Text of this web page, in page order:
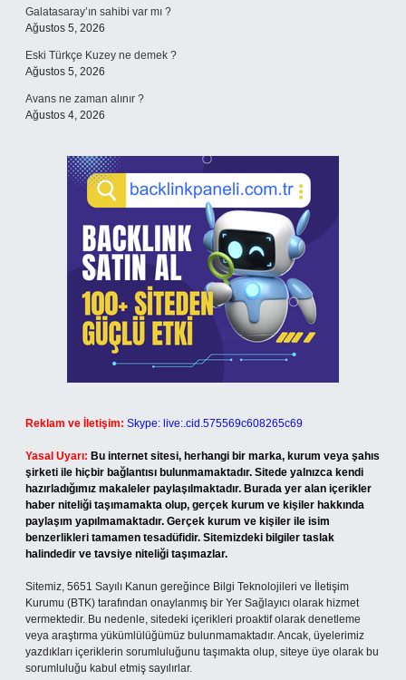
Galatasaray’ın sahibi var mı ?
Ağustos 5, 2026
Eski Türkçe Kuzey ne demek ?
Ağustos 5, 2026
Avans ne zaman alınır ?
Ağustos 4, 2026
Reklam ve İletişim: Skype: live:.cid.575569c608265c69
Yasal Uyarı: Bu internet sitesi, herhangi bir marka, kurum veya şahıs
şirketi ile hiçbir bağlantısı bulunmamaktadır. Sitede yalnızca kendi
hazırladığımız makaleler paylaşılmaktadır. Burada yer alan içerikler
haber niteliği taşımamakta olup, gerçek kurum ve kişiler hakkında
paylaşım yapılmamaktadır. Gerçek kurum ve kişiler ile isim
benzerlikleri tamamen tesadüfidir. Sitemizdeki bilgiler taslak
halindedir ve tavsiye niteliği taşımazlar.
Sitemiz, 5651 Sayılı Kanun gereğince Bilgi Teknolojileri ve İletişim
Kurumu (BTK) tarafından onaylanmış bir Yer Sağlayıcı olarak hizmet
vermektedir. Bu nedenle, sitedeki içerikleri proaktif olarak denetleme
veya araştırma yükümlülüğümüz bulunmamaktadır. Ancak, üyelerimiz
yazdıkları içeriklerin sorumluluğunu taşımakta olup, siteye üye olarak bu
sorumluluğu kabul etmiş sayılırlar.